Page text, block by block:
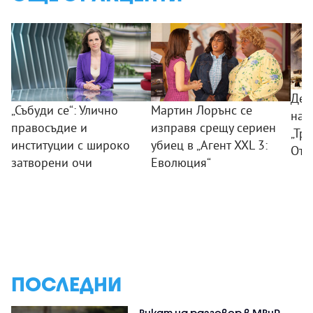
„Събуди се“: Улично
правосъдие и
институции с широко
затворени очи
Мартин Лорънс се
изправя срещу сериен
убиец в „Агент XXL 3:
Еволюция“
на
ПОСЛЕДНИ